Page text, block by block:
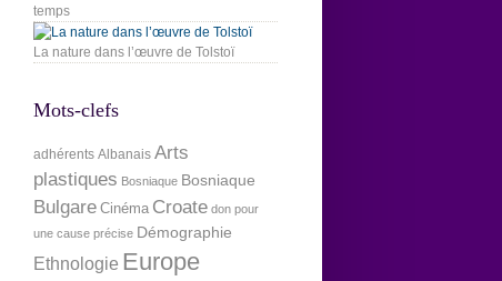
temps
La nature dans l’œuvre de Tolstoï
Mots-clefs
adhérents Albanais Arts
plastiques Bosniaque Bosniaque
Bulgare Cinéma Croate don pour
une cause précise Démographie
Ethnologie Europe